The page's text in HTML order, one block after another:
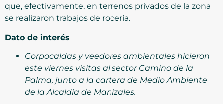
que, efectivamente, en terrenos privados de la zona
se realizaron trabajos de rocería.
Dato de interés
Corpocaldas y veedores ambientales hicieron
este viernes visitas al sector Camino de la
Palma, junto a la cartera de Medio Ambiente
de la Alcaldía de Manizales.